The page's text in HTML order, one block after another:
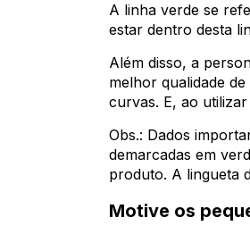
A linha verde se
estar dentro desta
Além disso, a
melhor qualidade
curvas. E, ao
Obs.: Dados
demarcadas em
produto. A lingueta
Motive os